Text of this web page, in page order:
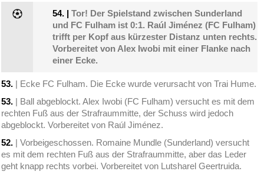
54. |Tor! Der Spielstand zwischen Sunderland
und FC Fulham ist 0:1. Raúl Jiménez (FC Fulham)
trifft per Kopf aus kürzester Distanz unten rechts.
Vorbereitet von Alex Iwobi mit einer Flanke nach
einer Ecke.
53. | Ecke FC Fulham. Die Ecke wurde verursacht von Trai Hume.
53. | Ball abgeblockt. Alex Iwobi (FC Fulham) versucht es mit dem
rechten Fuß aus der Strafraummitte, der Schuss wird jedoch
abgeblockt. Vorbereitet von Raúl Jiménez.
52. | Vorbeigeschossen. Romaine Mundle (Sunderland) versucht
es mit dem rechten Fuß aus der Strafraummitte, aber das Leder
geht knapp rechts vorbei. Vorbereitet von Lutsharel Geertruida.